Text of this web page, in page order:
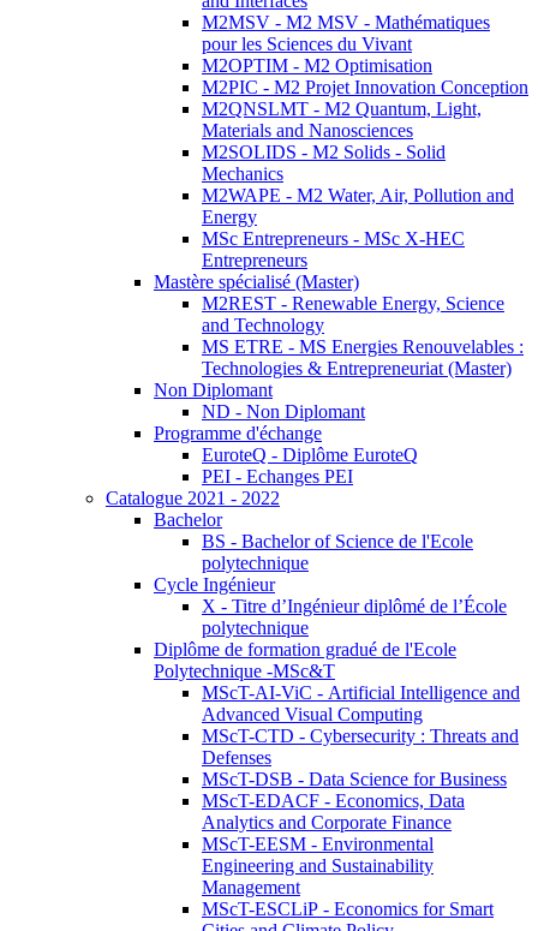
M2MSV - M2 MSV - Mathématiques
pour les Sciences du Vivant
M2OPTIM - M2 Optimisation
M2PIC - M2 Projet Innovation Conception
M2QNSLMT - M2 Quantum, Light,
Materials and Nanosciences
M2SOLIDS - M2 Solids - Solid
Mechanics
M2WAPE - M2 Water, Air, Pollution and
Energy
MSc Entrepreneurs - MSc X-HEC
Entrepreneurs
Mastère spécialisé (Master)
M2REST - Renewable Energy, Science
and Technology
MS ETRE - MS Energies Renouvelables :
Technologies & Entrepreneuriat (Master)
Non Diplomant
ND - Non Diplomant
Programme d'échange
EuroteQ - Diplôme EuroteQ
PEI - Echanges PEI
Catalogue 2021 - 2022
Bachelor
BS - Bachelor of Science de l'Ecole
polytechnique
Cycle Ingénieur
X - Titre d’Ingénieur diplômé de l’École
polytechnique
Diplôme de formation gradué de l'Ecole
Polytechnique -MSc&T
MScT-AI-ViC - Artificial Intelligence and
Advanced Visual Computing
MScT-CTD - Cybersecurity : Threats and
Defenses
MScT-DSB - Data Science for Business
MScT-EDACF - Economics, Data
Analytics and Corporate Finance
MScT-EESM - Environmental
Engineering and Sustainability
Management
MScT-ESCLiP - Economics for Smart